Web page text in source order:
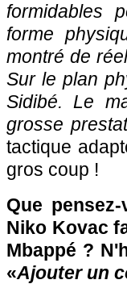
formidables
forme
montré de
Sur le plan
Sidibé. Le
grosse
tactique
gros coup !
Que
Niko Kovac
Mbappé ?
«Ajouter un